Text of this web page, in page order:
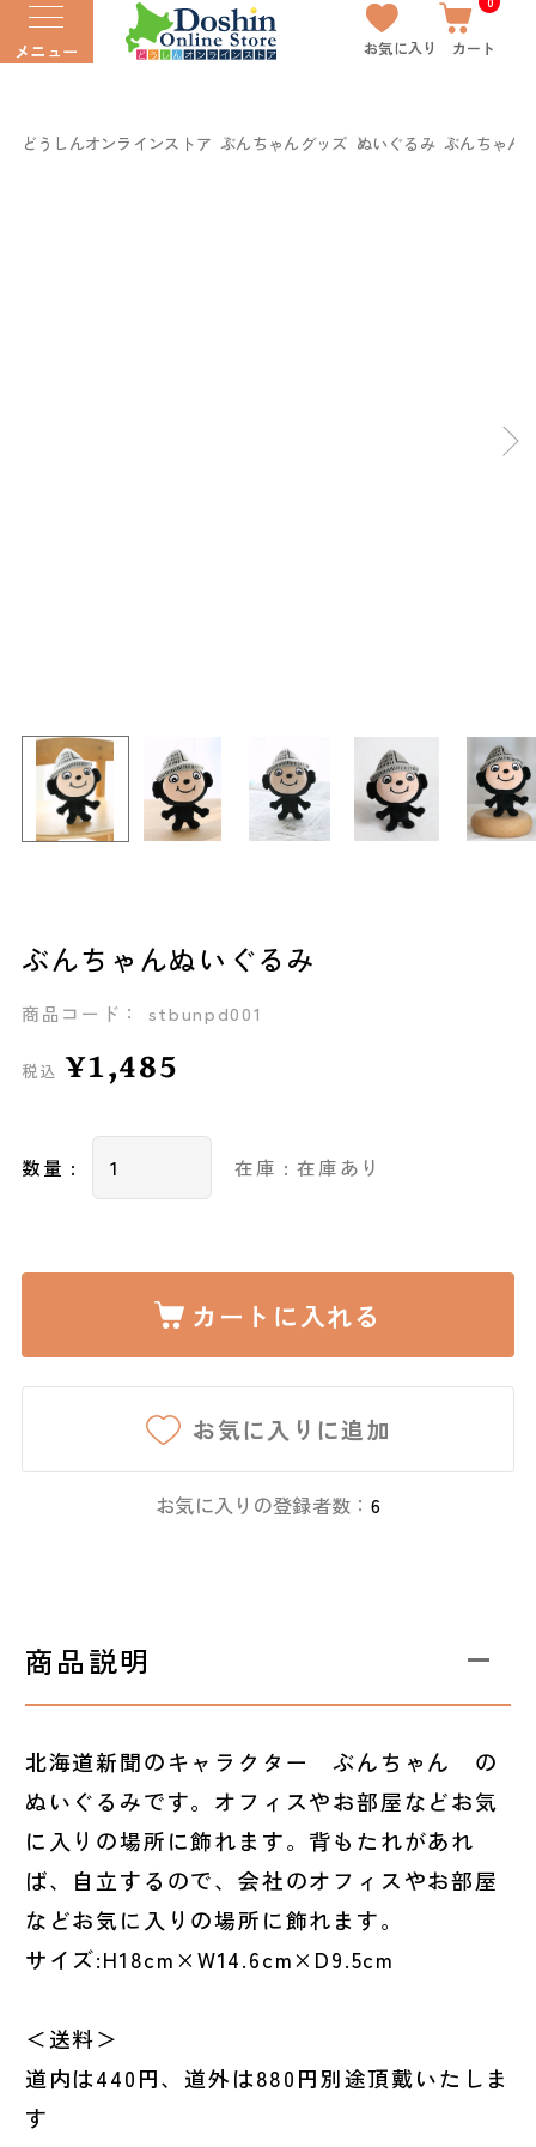
メニュー お気に入り カート
どうしんオンラインストア ぶんちゃんグッズ ぬいぐるみ ぶんちゃん
ぶんちゃんぬいぐるみ
商品コード： stbunpd001
税込 ¥1,485
数量 : 在庫 : 在庫あり
カートに入れる
お気に入りに追加
お気に入りの登録者数： 6
商品説明
北海道新聞のキャラクター ぶんちゃん の
ぬいぐるみです。オフィスやお部屋などお気
に入りの場所に飾れます。背もたれがあれ
ば、自立するので、会社のオフィスやお部屋
などお気に入りの場所に飾れます。
サイズ:H18cm×W14.6cm×D9.5cm
＜送料＞
道内は440円、道外は880円別途頂戴いたしま
す